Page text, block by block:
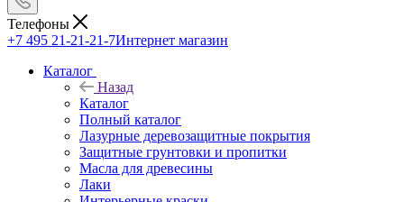
Телефоны
+7 495 21-21-21-7Интернет магазин
Каталог
Назад
Каталог
Полный каталог
Лазурные деревозащитные покрытия
Защитные грунтовки и пропитки
Масла для древесины
Лаки